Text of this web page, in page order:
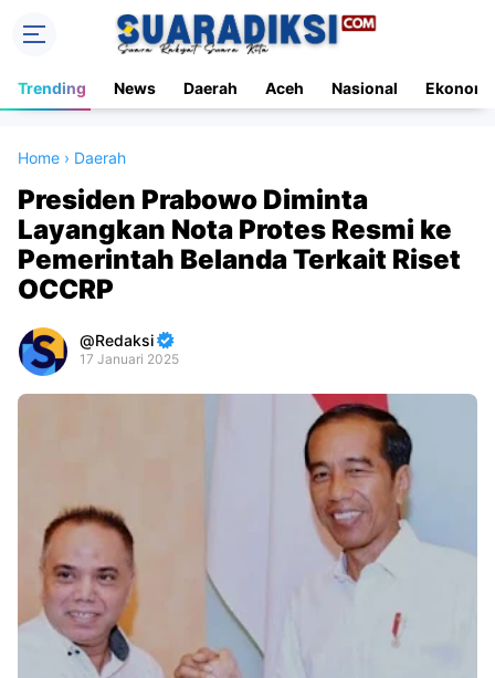
Trending News Daerah Aceh Nasional Ekonomi
Home › Daerah
Presiden Prabowo Diminta
Layangkan Nota Protes Resmi ke
Pemerintah Belanda Terkait Riset
OCCRP
Redaksi
17 Januari 2025
Premium
Shroff
Templates